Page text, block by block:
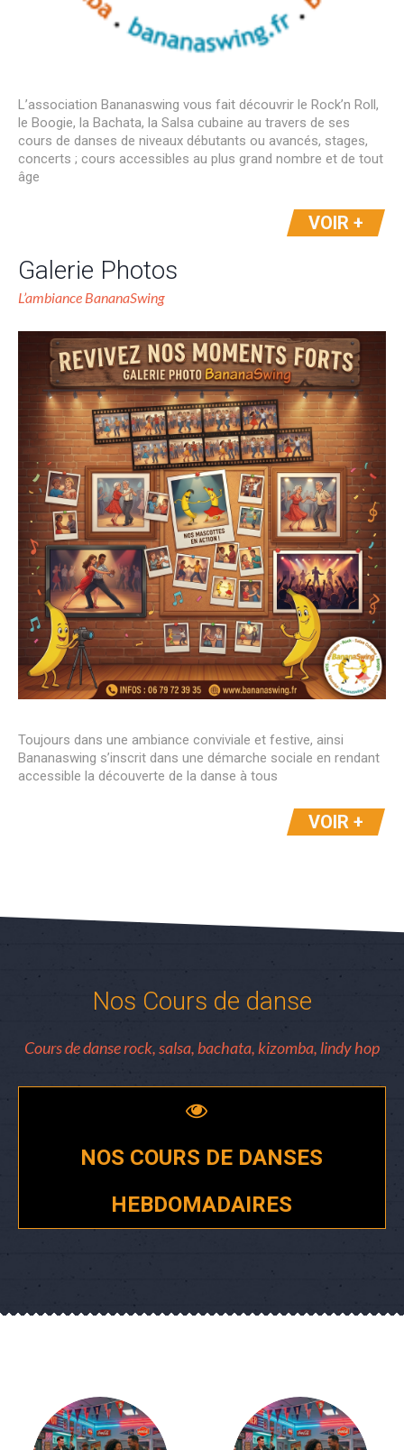
L’association Bananaswing vous fait découvrir le Rock’n Roll,
le Boogie, la Bachata, la Salsa cubaine au travers de ses
cours de danses de niveaux débutants ou avancés, stages,
concerts ; cours accessibles au plus grand nombre et de tout
âge
VOIR +
Galerie Photos
L’ambiance BananaSwing
Toujours dans une ambiance conviviale et festive, ainsi
Bananaswing s’inscrit dans une démarche sociale en rendant
accessible la découverte de la danse à tous
VOIR +
Nos Cours de danse
Cours de danse rock, salsa, bachata, kizomba, lindy hop
NOS COURS DE DANSES
HEBDOMADAIRES